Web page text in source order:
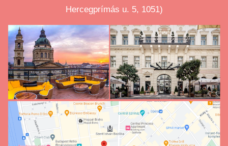
Hercegprímás u. 5, 1051)